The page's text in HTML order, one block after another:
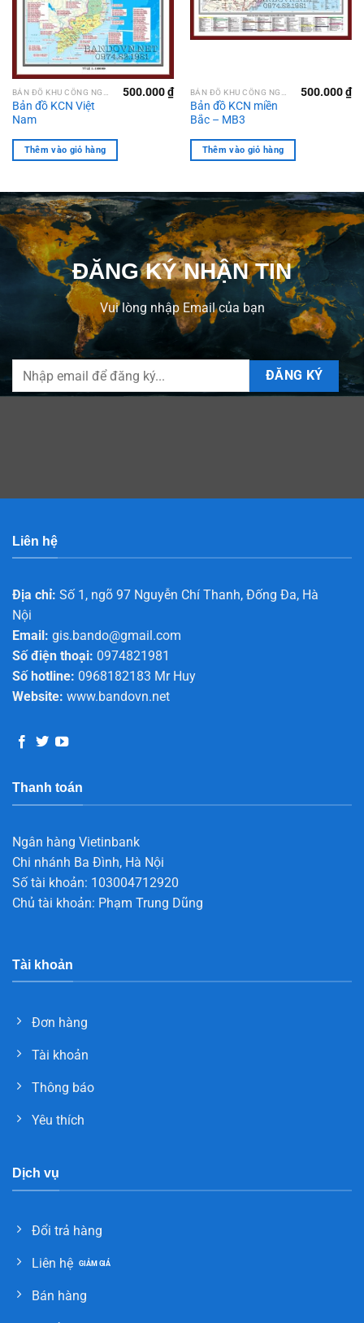
Bản đồ KCN Việt
Nam
500.000₫
Thêm vào giỏ hàng
Bản đồ KCN miền
Bắc – MB3
500.000₫
Thêm vào giỏ hàng
ĐĂNG KÝ NHẬN TIN
Vui lòng nhập Email của bạn
Liên hệ
Địa chỉ: Số 1, ngõ 97 Nguyễn Chí Thanh, Đống Đa, Hà
Nội
Email: gis.bando@gmail.com
Số điện thoại: 0974821981
Số hotline: 0968182183 Mr Huy
Website: www.bandovn.net
Tài khoản
Đơn hàng
Tài khoản
Thông báo
Yêu thích
Thanh toán
Ngân hàng Vietinbank
Chi nhánh Ba Đình, Hà Nội
Số tài khoản: 103004712920
Chủ tài khoản: Phạm Trung Dũng
Dịch vụ
Đổi trả hàng
Liên hệ
Bán hàng